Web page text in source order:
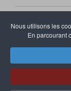
Nous utilisons les
En parcourant
29 Avril 2012